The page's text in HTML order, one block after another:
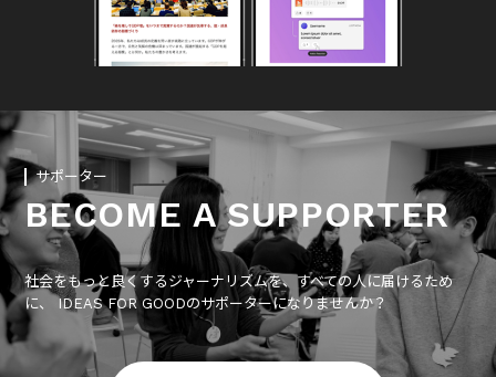
サポーター
BECOME A SUPPORTER
社会をもっと良くするジャーナリズムを、すべての人に届けるため
に、 IDEAS FOR GOODのサポーターになりませんか？